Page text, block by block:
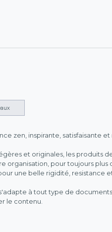
zen, inspirante, satisfaisante
et originales, les produits
organisation, pour toujours plus
une belle rigidité, resistance
à tout type de documents.
le contenu.